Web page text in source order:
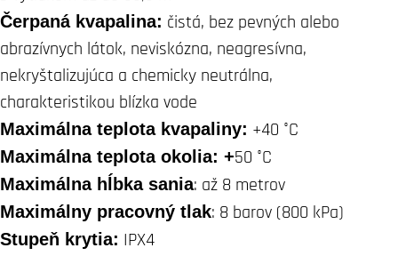
Čerpaná kvapalina: čistá, bez pevných alebo
abrazívnych látok, neviskózna, neagresívna,
nekryštalizujúca a chemicky neutrálna,
charakteristikou blízka vode
Maximálna teplota kvapaliny: +40 °C
Maximálna teplota okolia: +50 °C
Maximálna hĺbka sania: až 8 metrov
Maximálny pracovný tlak: 8 barov (800 kPa)
Stupeň krytia: IPX4